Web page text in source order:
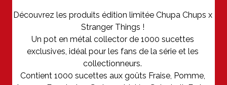
Découvrez les produits édition limitée Chupa Chups x
Stranger Things !
Un pot en métal collector de 1000 sucettes
exclusives, idéal pour les fans de la série et les
collectionneurs.
Contient 1000 sucettes aux goûts Fraise, Pomme,